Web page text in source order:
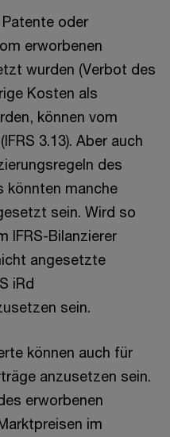
oder
erworbenen
wurden (Verbot des
Kosten als
können vom
3.13). Aber auch
des
könnten manche
sein. Wird so
IFRS-Bilanzierer
angesetzte
iRd
sein.
können auch für
anzusetzen sein.
erworbenen
im